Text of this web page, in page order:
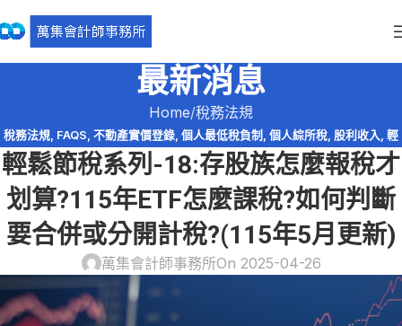
最新消息
Home 稅務法規
稅務法規, FAQS, 不動產實價登錄, 個人最低稅負制 , 個人綜所稅, 股利收入, 輕
鬆節稅, 輕鬆節稅-綜所稅
輕鬆節稅系列-18:存股族怎麼報稅才
划算?115年ETF怎麼課稅?如何判斷
要合併或分開計稅?(115年5月更新)
萬集會計師事務所On 2025-04-26